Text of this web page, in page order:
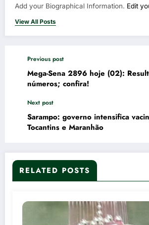
Add your Biographical Information. Edit
View All Posts
Previous post
Mega-Sena 2896 hoje (02):
números; confira!
Next post
Sarampo: governo intensifica
Tocantins e Maranhão
RELATED POSTS